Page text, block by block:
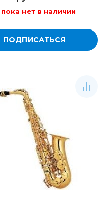
нет в наличии
ПОДПИСАТЬСЯ